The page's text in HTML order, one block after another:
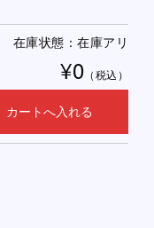
在庫状態：在庫アリ
¥0 （税込）